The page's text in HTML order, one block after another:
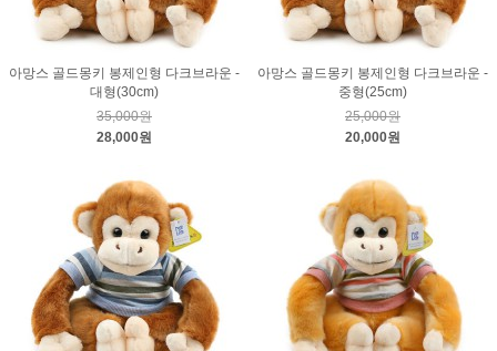
아망스 골드몽키 봉제인형 다크브라운 -
대형(30cm)
35,000원
28,000원
아망스 골드몽키 봉제인형 다크브라운 -
중형(25cm)
25,000원
20,000원